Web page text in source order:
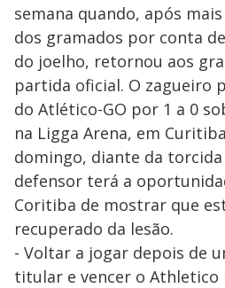
semana quando, após
dos gramados por conta
do joelho, retornou aos
partida oficial. O zagueiro
do Atlético-GO por 1 a 0
na Ligga Arena, em
domingo, diante da
defensor terá a
Coritiba de mostrar que
recuperado da lesão.
- Voltar a jogar depois de
titular e vencer o Athletico